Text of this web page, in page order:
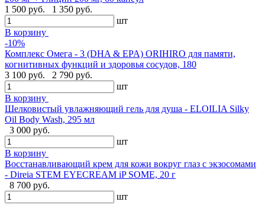
1 500 руб.
1 350 руб.
шт
В корзину
-10%
Комплекс Омега - 3 (DHA & EPA) ORIHIRO для памяти,
когнитивных функций и здоровья сосудов, 180
3 100 руб.
2 790 руб.
шт
В корзину
Шелковистый увлажняющий гель для душа - ELOILIA Silky
Oil Body Wash, 295 мл
3 000 руб.
шт
В корзину
Восстанавливающий крем для кожи вокруг глаз с экзосомами
- Direia STEM EYECREAM iP SOME, 20 г
8 700 руб.
шт